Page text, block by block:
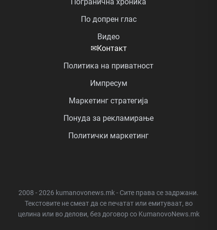
По допрен глас
Видео
✉Контакт
Политика на приватност
Импресум
Маркетинг стратегија
Понуда за рекламирање
Политички маркетинг
2008 - 2026 kumanovonews.mk - Сите права се задржани.
Текстовите не смеат да се печатат или емитуваат, во
целина или во делови, без договор со KumanovoNews.mk